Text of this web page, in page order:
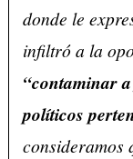
donde le
infiltró a la
“contaminar
políticos
consideramos